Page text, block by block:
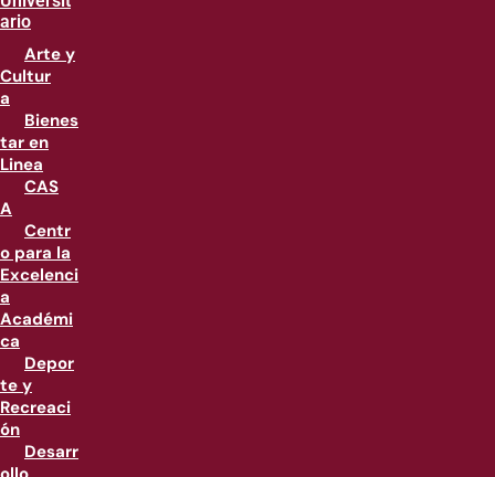
ario
Arte y
Cultur
a
Bienes
tar en
Linea
CAS
A
Centr
o para la
Excelenci
a
Académi
ca
Depor
te y
Recreaci
ón
Desarr